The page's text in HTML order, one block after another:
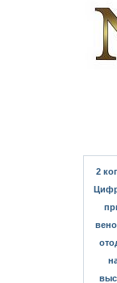
2